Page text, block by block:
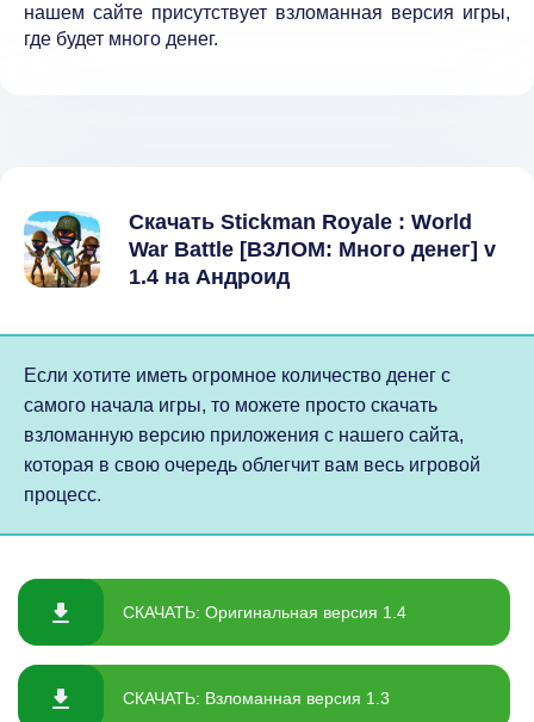
нашем сайте присутствует взломанная версия игры,
где будет много денег.
Скачать Stickman Royale : World
War Battle [ВЗЛОМ: Много денег] v
1.4 на Андроид
Если хотите иметь огромное количество денег с
самого начала игры, то можете просто скачать
взломанную версию приложения с нашего сайта,
которая в свою очередь облегчит вам весь игровой
процесс.
СКАЧАТЬ: Оригинальная версия 1.4
СКАЧАТЬ: Взломанная версия 1.3